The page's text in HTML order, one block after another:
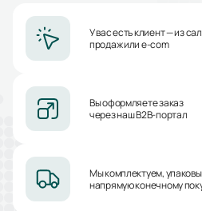
У вас есть клиент — из
продаж или e-com
Вы оформляете заказ
через наш B2B-портал
Мы комплектуем,
напрямую конечному